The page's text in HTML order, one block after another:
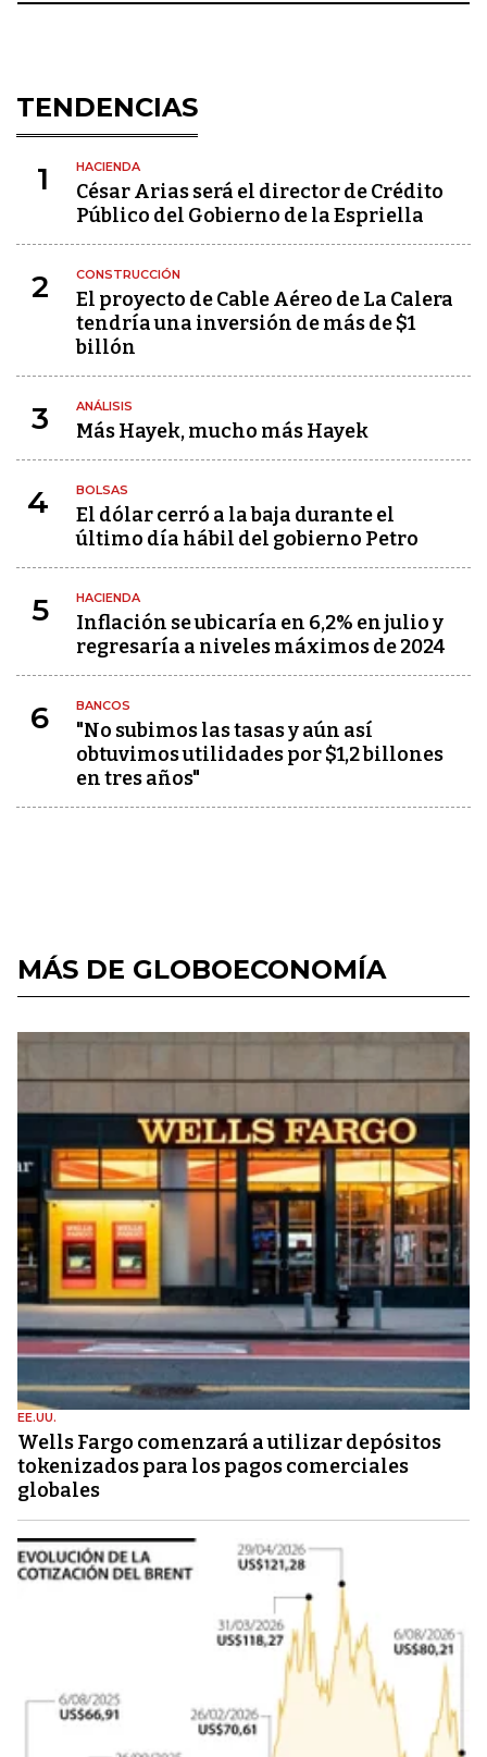
TENDENCIAS
1 HACIENDA
César Arias será el director de Crédito
Público del Gobierno de la Espriella
2 CONSTRUCCIÓN
El proyecto de Cable Aéreo de La Calera
tendría una inversión de más de $1
billón
3 ANÁLISIS
Más Hayek, mucho más Hayek
4 BOLSAS
El dólar cerró a la baja durante el
último día hábil del gobierno Petro
5 HACIENDA
Inflación se ubicaría en 6,2% en julio y
regresaría a niveles máximos de 2024
6 BANCOS
"No subimos las tasas y aún así
obtuvimos utilidades por $1,2 billones
en tres años"
MÁS DE GLOBOECONOMÍA
EE.UU.
Wells Fargo comenzará a utilizar depósitos
tokenizados para los pagos comerciales
globales